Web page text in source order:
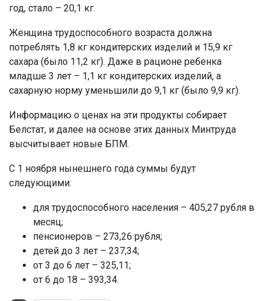
год, стало – 20,1 кг.
Женщина трудоспособного возраста должна
потреблять 1,8 кг кондитерских изделий и 15,9 кг
сахара (было 11,2 кг). Даже в рационе ребенка
младше 3 лет – 1,1 кг кондитерских изделий, а
сахарную норму уменьшили до 9,1 кг (было 9,9 кг).
Информацию о ценах на эти продукты собирает
Белстат, и далее на основе этих данных Минтруда
высчитывает новые БПМ.
С 1 ноября нынешнего года суммы будут
следующими:
для трудоспособного населения – 405,27 рубля в
месяц;
пенсионеров – 273,26 рубля;
детей до 3 лет – 237,34;
от 3 до 6 лет – 325,11;
от 6 до 18 – 393,34.